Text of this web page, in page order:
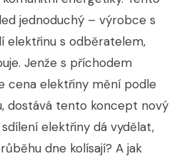
jednoduchý – výrobce s
elektřinu s odběratelem,
Jenže s příchodem
cena elektřiny mění podle
dostává tento koncept nový
elektřiny dá vydělat,
dne kolísají? A jak